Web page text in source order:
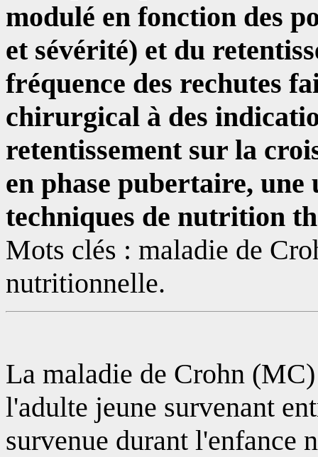
modulé en fonction des
et sévérité) et du
fréquence des rechutes
chirurgical à des
retentissement sur la
en phase pubertaire, une
techniques de nutrition
Mots clés : maladie de
nutritionnelle.
La maladie de Crohn
l'adulte jeune survenant
survenue durant l'enfance